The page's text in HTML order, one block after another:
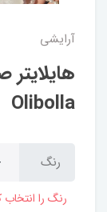
آرایشی
هایلایتر
Olibolla
رنگ
رنگ را انتخاب